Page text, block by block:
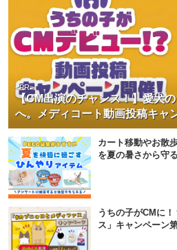
【CM出演のチャンス！】愛犬
へ。メディコート動画投稿キャ
<PR>
カート移動やお散
を夏の暑さから守
うちの子がCMに
ス」キャンペーン